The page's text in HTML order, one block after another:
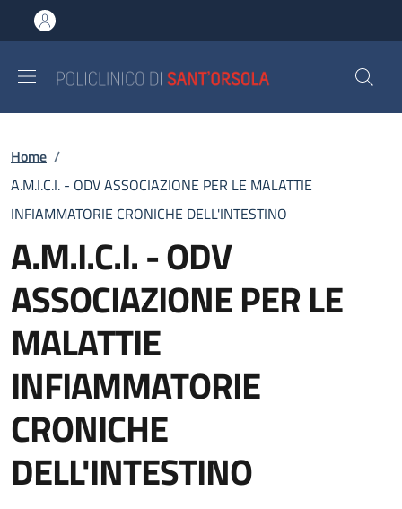
al contenuto principale
to footer content
Briciole di pane
Home /
A.M.I.C.I. - ODV ASSOCIAZIONE PER LE MALATTIE
INFIAMMATORIE CRONICHE DELL'INTESTINO
A.M.I.C.I. - ODV
ASSOCIAZIONE PER LE
MALATTIE
INFIAMMATORIE
CRONICHE
DELL'INTESTINO